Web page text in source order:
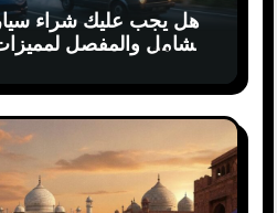
هل يجب عليك شراء
الشامل والمفصل